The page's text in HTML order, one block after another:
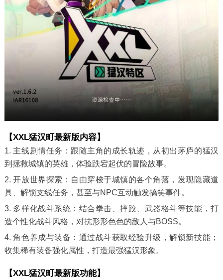
【XXL猛汉町最新版内容】
1. 主线剧情任务：跟随主角的成长轨迹，从初出茅庐的猛汉
到拯救城镇的英雄，体验跌宕起伏的冒险故事。
2. 开放世界探索：自由穿梭于城镇的各个角落，发现隐藏道
具、解锁支线任务，甚至与NPC互动触发搞笑事件。
3. 多样化战斗系统：结合拳击、摔跤、武器格斗等技能，打
造个性化战斗风格，对抗形形色色的敌人与BOSS。
4. 角色养成与装备：通过战斗获取经验升级，解锁新技能；
收集稀有装备强化属性，打造最强猛汉形象。
【XXL猛汉町最新版功能】